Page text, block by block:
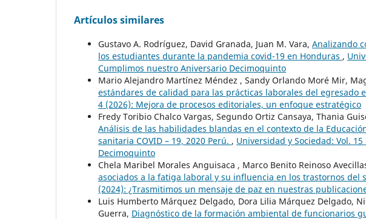
Artículos similares
Gustavo A. Rodríguez, David Granada, Juan M. Vara, Analizando
los estudiantes durante la pandemia covid-19 en Honduras ,
Cumplimos nuestro Aniversario Decimoquinto
Mario Alejandro Martínez Méndez , Sandy Orlando Moré Mir,
estándares de calidad para las prácticas laborales del egresado
4 (2026): Mejora de procesos editoriales, un enfoque estratégico
Fredy Toribio Chalco Vargas, Segundo Ortiz Cansaya, Thania
Análisis de las habilidades blandas en el contexto de la
sanitaria COVID – 19, 2020 Perú. , Universidad y Sociedad: Vol.
Decimoquinto
Chela Maribel Morales Anguisaca , Marco Benito Reinoso
asociados a la fatiga laboral y su influencia en los trastornos del
(2024): ¿Trasmitimos un mensaje de paz en nuestras
Luis Humberto Márquez Delgado, Dora Lilia Márquez Delgado,
Guerra, Diagnóstico de la formación ambiental de funcionarios